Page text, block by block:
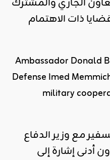
ذات الاهتمام
Ambassador Donald
Defense Imed
military
مع وزير الدفاع
أدنى إشارة إلى